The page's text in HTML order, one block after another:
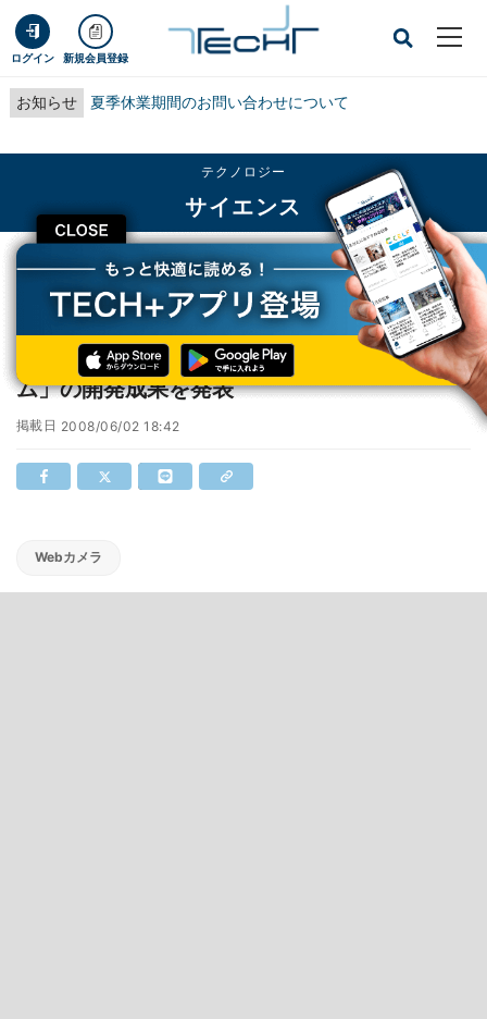
ログイン 新規会員登録
お知らせ 夏季休業期間のお問い合わせについて
CLOSE
テクノロジー
サイエンス
TECH+ テクノロジー
サイエンス
日立と東大、「裸眼立体ライブ映像システム」の開発成果を発表
日立と東大、「裸眼立体ライブ映像システ
ム」の開発成果を発表
掲載日 2008/06/02 18:42
Webカメラ